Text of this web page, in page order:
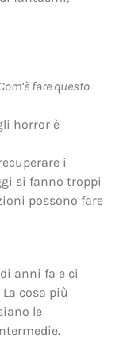
fare questo
horror è
i
si fanno troppi
possono fare
anni fa e ci
cosa più
le